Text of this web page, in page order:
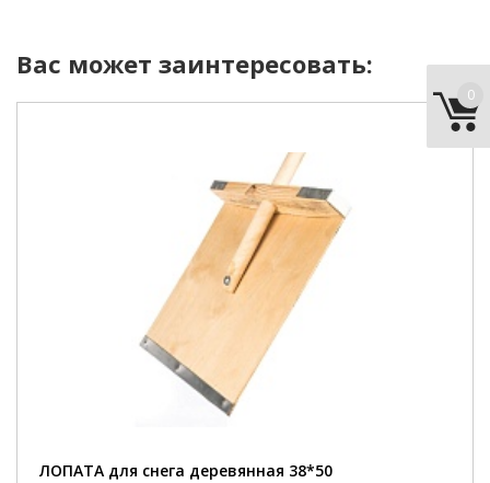
Вас может заинтересовать:
ЛОПАТА для снега деревянная 38*50
для уборки снега.
материал корпуса:
0